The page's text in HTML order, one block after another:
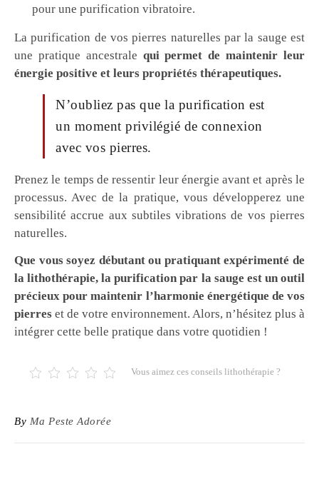
pour une purification vibratoire.
La purification de vos pierres naturelles par la sauge est
une pratique ancestrale qui permet de maintenir leur
énergie positive et leurs propriétés thérapeutiques.
N’oubliez pas que la purification est
un moment privilégié de connexion
avec vos pierres.
Prenez le temps de ressentir leur énergie avant et après le
processus. Avec de la pratique, vous développerez une
sensibilité accrue aux subtiles vibrations de vos pierres
naturelles.
Que vous soyez débutant ou pratiquant expérimenté de
la lithothérapie, la purification par la sauge est un outil
précieux pour maintenir l’harmonie énergétique de vos
pierres et de votre environnement. Alors, n’hésitez plus à
intégrer cette belle pratique dans votre quotidien !
Vous aimez ces conseils lithothérapie ?
By Ma Peste Adorée